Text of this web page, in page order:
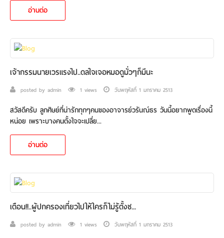
อ่านต่อ
เจ้ากรรมนายเวรแรงไป..ดลใจเจอหมอดูมั่วๆก็มีนะ
posted by admin 1 views วันพฤหัสที่ 1 มกราคม 2513
สวัสดีครับ ลูกศิษย์ที่น่ารักทุกๆคนของอาจารย์วรันณ์ธร วันนี้อยากพูดเรื่องนี้
หน่อย เพราะบางคนตั้งใจจะเปลี่ย...
อ่านต่อ
เตือน!!..ผู้ปกครองเที่ยวไปให้ใครก็ไม่รู้ตั้งช...
posted by admin 1 views วันพฤหัสที่ 1 มกราคม 2513